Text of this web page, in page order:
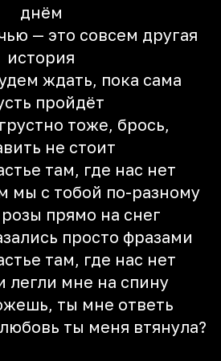
днём
— это совсем другая
история
ждать, пока сама
пройдёт
тоже, брось,
не стоит
там, где нас нет
мы с тобой по-разному
прямо на снег
просто фразами
там, где нас нет
легли мне на спину
ты мне ответь
ты меня втянула?